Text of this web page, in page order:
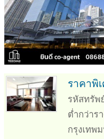
ราคาพิ
รหัสทรัพ
ต่ำกว่าร
กรุงเทพ